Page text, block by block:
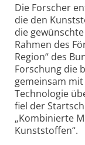
Die Forscher
die den
die
Rahmen des
Region“ des
Forschung die
gemeinsam
Technologie
fiel der
„Kombinierte
Kunst­stoffen“.